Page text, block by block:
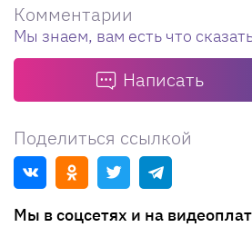
Комментарии
Мы знаем, вам есть что
Написать
Поделиться ссылкой
Мы в соцсетях и на